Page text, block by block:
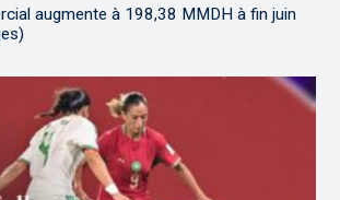
augmente à 198,38 MMDH à fin juin